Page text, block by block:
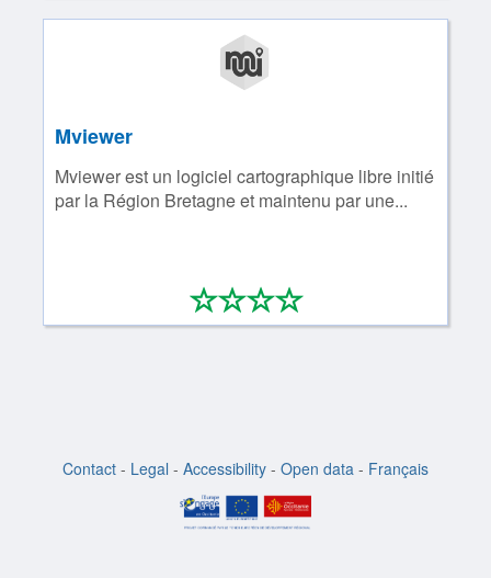
Mviewer
Mviewer est un logiciel cartographique libre initié
par la Région Bretagne et maintenu par une...
****
0/4
Contact - Legal - Accessibility - Open data - Français